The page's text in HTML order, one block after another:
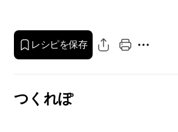
レシピを保存
つくれぽ